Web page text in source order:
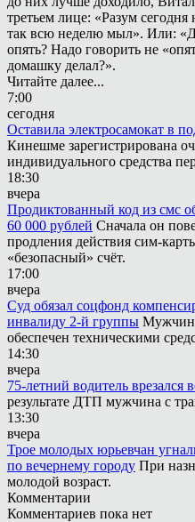
третьем лице: «Разум
так всю неделю мыл». Или:
опять? Надо говорить не
домашку делал?».
Читайте далее...
7:00
сегодня
Оставила электросамокат в
Кинешме зарегистрирована
индивидуального средства
18:30
вчера
Продиктованный код из смс
60 000 рублей Сначала он
продления действия сим-
«безопасный» счёт.
17:00
вчера
Суд обязал соцфонд
инвалиду 2-й группы
обеспечен техническими
14:30
вчера
75-летний водитель врезался
результате ДТП мужчина с
13:30
вчера
Трое молодых юрьевчан
по вечернему городу При
молодой возраст.
Комментарии
Комментариев пока нет